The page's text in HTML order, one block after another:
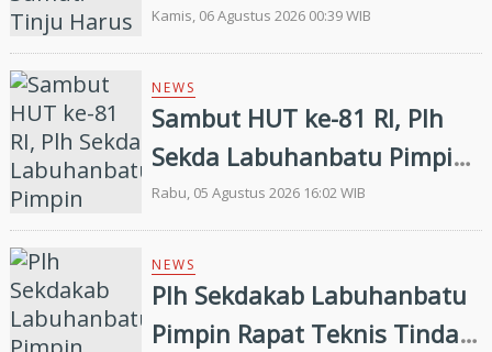
Jalan Membangun Masa
Depan Generasi Muda
Kamis, 06 Agustus 2026 00:39 WIB
NEWS
Sambut HUT ke-81 RI, Plh
Sekda Labuhanbatu Pimpin
Pembagian 300 Bendera
Merah Putih
Rabu, 05 Agustus 2026 16:02 WIB
NEWS
Plh Sekdakab Labuhanbatu
Pimpin Rapat Teknis Tindak